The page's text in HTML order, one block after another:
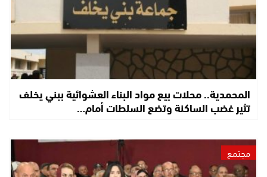
المحمدية.. محلات بيع مواد البناء العشوائية ببني يخلف
تثير غضب الساكنة وتضع السلطات أمام…
مجتمع